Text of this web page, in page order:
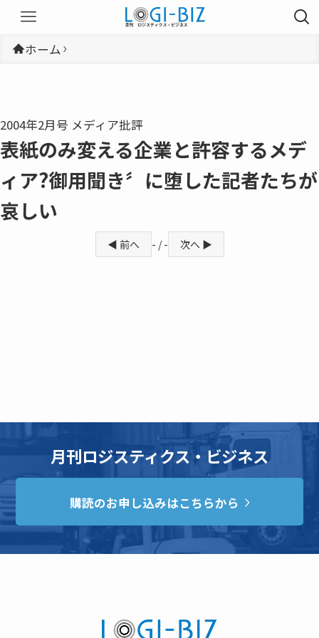
ホーム
2004年2月号 メディア批評
表紙のみ変える企業と許容するメデ
ィア?御用聞き〞に堕した記者たちが
哀しい
◀ 前へ - / - 次へ ▶
月刊ロジスティクス・ビジネス
購読のお申し込みはこちらから